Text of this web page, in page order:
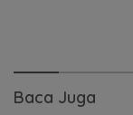
Baca Juga